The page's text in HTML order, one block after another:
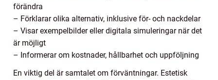
förändra
– Förklarar olika alternativ, inklusive för- och nackdelar
– Visar exempelbilder eller digitala simuleringar när det
är möjligt
– Informerar om kostnader, hållbarhet och uppföljning
En viktig del är samtalet om förväntningar. Estetisk